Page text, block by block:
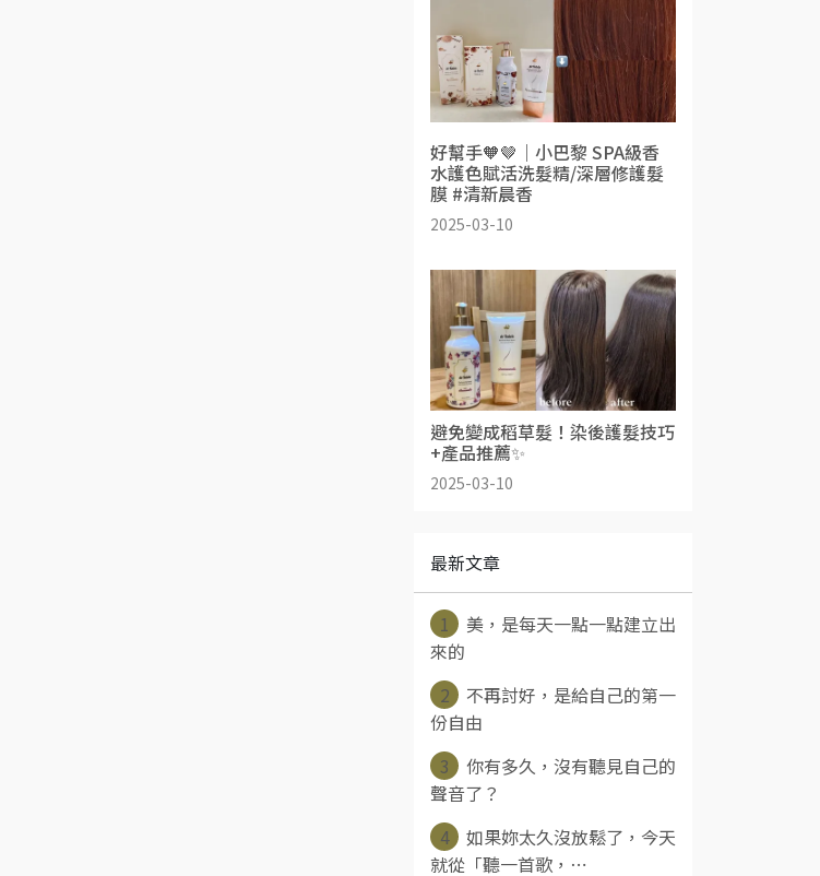
好幫手🧡🤎｜小巴黎 SPA級香
水護色賦活洗髮精/深層修護髮
膜 #清新晨香
2025-03-10
避免變成稻草髮！染後護髮技巧
+產品推薦✨
2025-03-10
最新文章
1
美，是每天一點一點建立出
來的
2
不再討好，是給自己的第一
份自由
3
你有多久，沒有聽見自己的
聲音了？
4
如果妳太久沒放鬆了，今天
就從「聽一首歌，⋯